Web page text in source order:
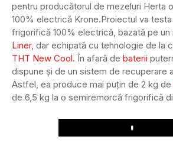
pentru producătorul de mezeluri Herta
100% electrică Krone.Proiectul va
frigorifică 100% electrică, bazată pe un
Liner, dar echipată cu tehnologie de la
THT New Cool. În afară de baterii
dispune și de un sistem de recuperare
Astfel, ea produce mai puțin de 2 kg de
de 6,5 kg la o semiremorcă frigorifică
Play